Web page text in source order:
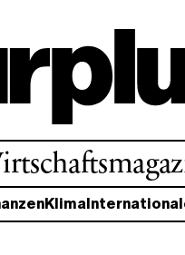
Klima